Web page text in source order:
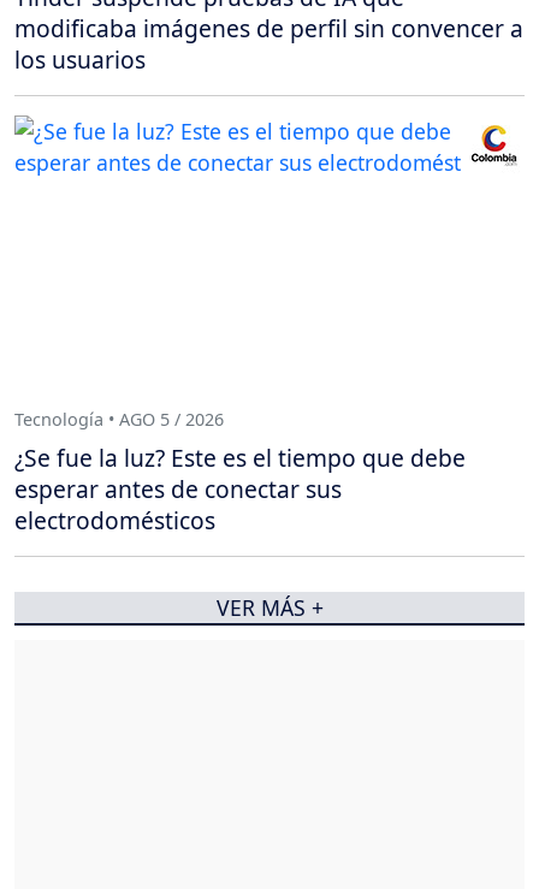
modificaba imágenes de perfil sin convencer a
los usuarios
Tecnología • AGO 5 / 2026
¿Se fue la luz? Este es el tiempo que debe
esperar antes de conectar sus
electrodomésticos
VER MÁS +